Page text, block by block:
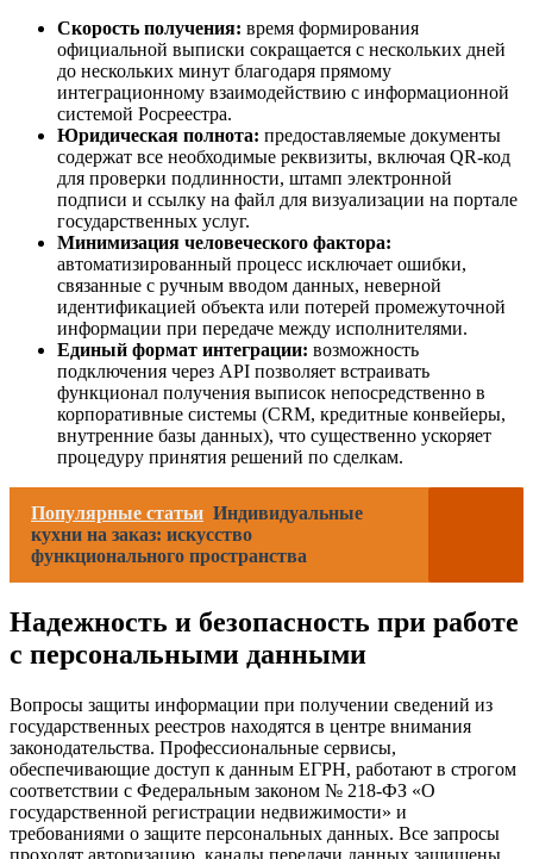
Скорость получения: время формирования
официальной выписки сокращается с нескольких дней
до нескольких минут благодаря прямому
интеграционному взаимодействию с информационной
системой Росреестра.
Юридическая полнота: предоставляемые документы
содержат все необходимые реквизиты, включая QR-код
для проверки подлинности, штамп электронной
подписи и ссылку на файл для визуализации на портале
государственных услуг.
Минимизация человеческого фактора:
автоматизированный процесс исключает ошибки,
связанные с ручным вводом данных, неверной
идентификацией объекта или потерей промежуточной
информации при передаче между исполнителями.
Единый формат интеграции: возможность
подключения через API позволяет встраивать
функционал получения выписок непосредственно в
корпоративные системы (CRM, кредитные конвейеры,
внутренние базы данных), что существенно ускоряет
процедуру принятия решений по сделкам.
Популярные статьи Индивидуальные
кухни на заказ: искусство
функционального пространства
Надежность и безопасность при работе
с персональными данными
Вопросы защиты информации при получении сведений из
государственных реестров находятся в центре внимания
законодательства. Профессиональные сервисы,
обеспечивающие доступ к данным ЕГРН, работают в строгом
соответствии с Федеральным законом № 218-ФЗ «О
государственной регистрации недвижимости» и
требованиями о защите персональных данных. Все запросы
проходят авторизацию, каналы передачи данных защищены